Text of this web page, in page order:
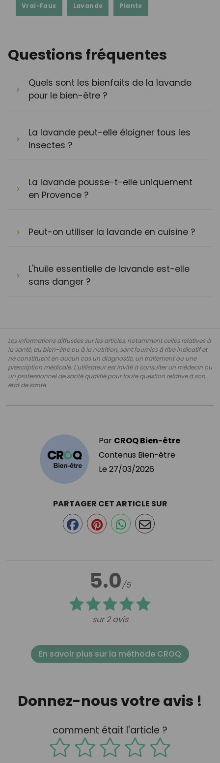
Vrai-Faux Lavande Plante
Questions fréquentes
Quels sont les bienfaits de la lavande
pour le bien-être ?
La lavande peut-elle éloigner tous les
insectes ?
La lavande pousse-t-elle uniquement
en Provence ?
Peut-on utiliser la lavande en cuisine ?
L'huile essentielle de lavande est-elle
sans danger ?
Les informations diffusées sur les articles, notamment celles relatives à
la santé, au bien-être ou à la nutrition, sont fournies à titre indicatif et
ne constituent en aucun cas un diagnostic, un traitement ou une
prescription médicale. L'utilisateur est invité à consulter un médecin ou
un professionnel de santé qualifié pour toute question relative à son
état de santé.
Par CROQ Bien-être
Contenus Bien-être
Le 27/03/2026
5.0/5
sur 2 avis
PARTAGER CET ARTICLE SUR
En savoir plus sur la méthode CROQ
Donnez-nous votre avis !
comment était l'article ?